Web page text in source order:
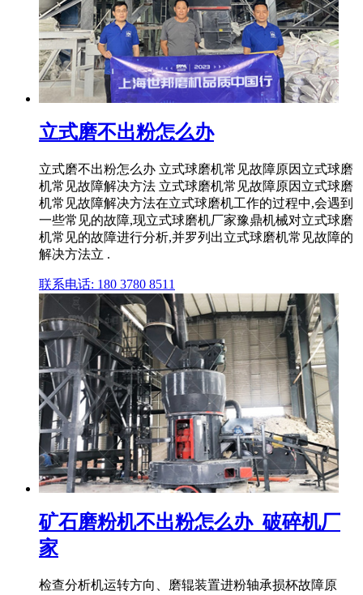
立式磨不出粉怎么办
立式磨不出粉怎么办 立式球磨机常见故障原因立式球磨
机常见故障解决方法 立式球磨机常见故障原因立式球磨
机常见故障解决方法在立式球磨机工作的过程中,会遇到
一些常见的故障,现立式球磨机厂家豫鼎机械对立式球磨
机常见的故障进行分析,并罗列出立式球磨机常见故障的
解决方法立 .
联系电话: 180 3780 8511
矿石磨粉机不出粉怎么办_破碎机厂
家
检查分析机运转方向、磨辊装置进粉轴承损杯故障原